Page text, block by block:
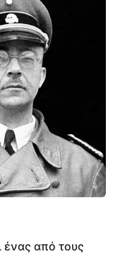
ένας από τους